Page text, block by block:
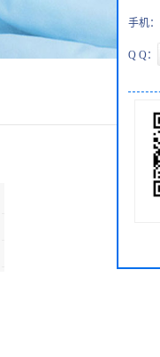
手机：
Q Q：